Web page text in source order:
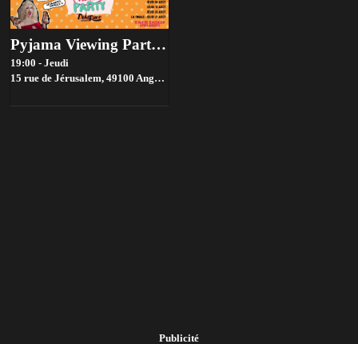
Pyjama Viewing Party : Drag Race France 🪩​
19:00 - Jeudi
15 rue de Jérusalem, 49100 Angers, France,
Publicité